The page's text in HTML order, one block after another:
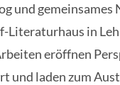
und gemeinsames
Literaturhaus in
eröffnen
und laden zum